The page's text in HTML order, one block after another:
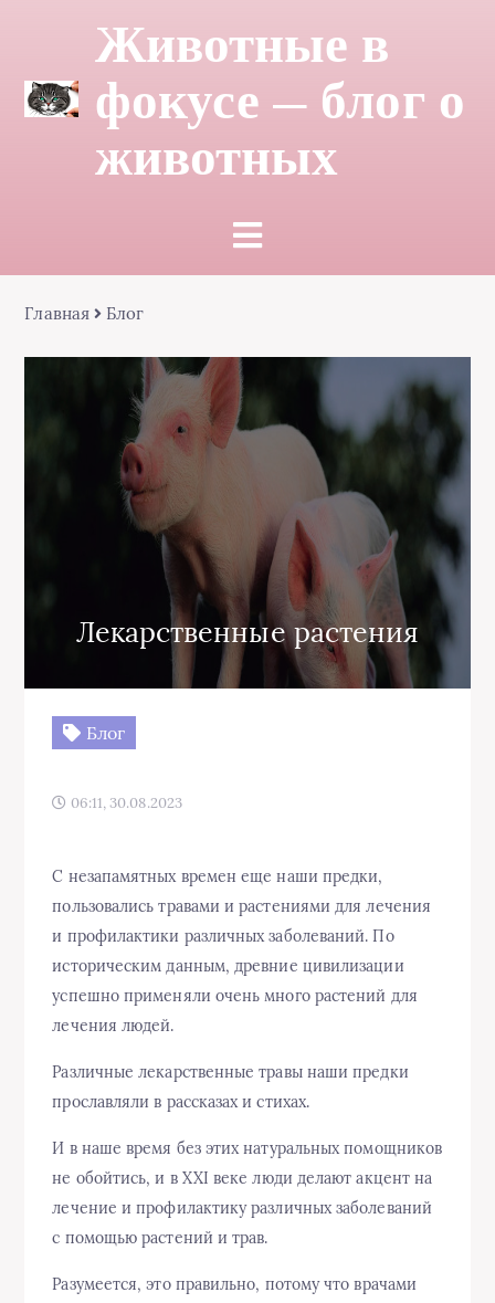
Животные в
фокусе — блог о
животных
Главная Блог
Лекарственные растения
Блог
06:11, 30.08.2023
C незапамятных времен еще наши предки,
пользовались травами и растениями для лечения
и профилактики различных заболеваний. По
историческим данным, древние цивилизации
успешно применяли очень много растений для
лечения людей.
Различные лекарственные травы наши предки
прославляли в рассказах и стихах.
И в наше время без этих натуральных помощников
не обойтись, и в XXI веке люди делают акцент на
лечение и профилактику различных заболеваний
с помощью растений и трав.
Разумеется, это правильно, потому что врачами